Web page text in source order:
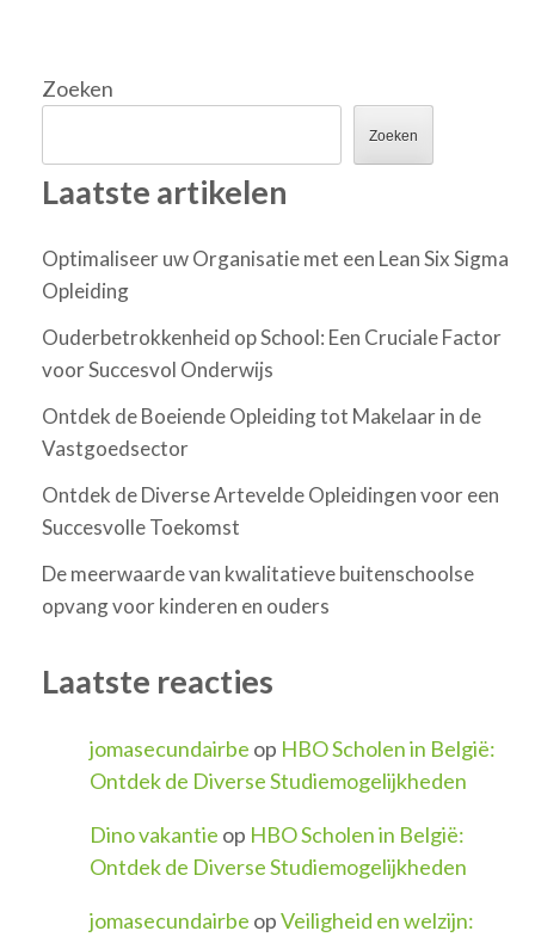
Zoeken
Zoeken
Laatste artikelen
Optimaliseer uw Organisatie met een Lean Six Sigma
Opleiding
Ouderbetrokkenheid op School: Een Cruciale Factor
voor Succesvol Onderwijs
Ontdek de Boeiende Opleiding tot Makelaar in de
Vastgoedsector
Ontdek de Diverse Artevelde Opleidingen voor een
Succesvolle Toekomst
De meerwaarde van kwalitatieve buitenschoolse
opvang voor kinderen en ouders
Laatste reacties
jomasecundairbe op HBO Scholen in België:
Ontdek de Diverse Studiemogelijkheden
Dino vakantie op HBO Scholen in België:
Ontdek de Diverse Studiemogelijkheden
jomasecundairbe opVeiligheid en welzijn: